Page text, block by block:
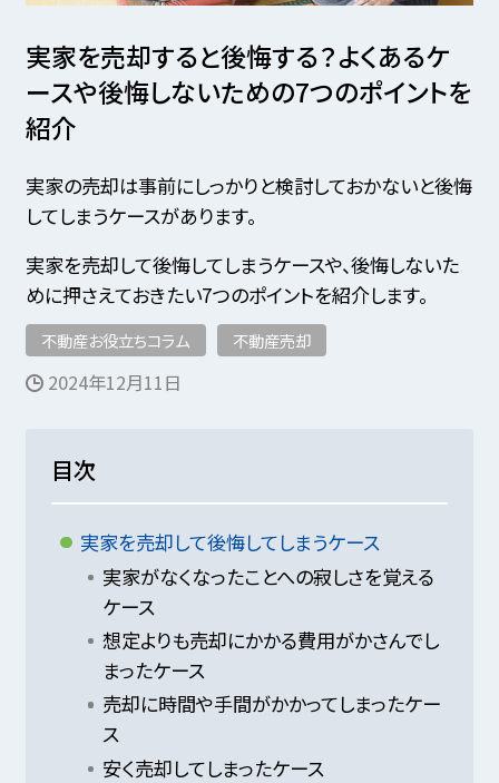
実家を売却すると後悔する？よくあるケ
ースや後悔しないための7つのポイントを
紹介
実家の売却は事前にしっかりと検討しておかないと後悔
してしまうケースがあります。
実家を売却して後悔してしまうケースや、後悔しないた
めに押さえておきたい7つのポイントを紹介します。
不動産お役立ちコラム 不動産売却
2024年12月11日
目次
実家を売却して後悔してしまうケース
実家がなくなったことへの寂しさを覚える
ケース
想定よりも売却にかかる費用がかさんでし
まったケース
売却に時間や手間がかかってしまったケー
ス
安く売却してしまったケース